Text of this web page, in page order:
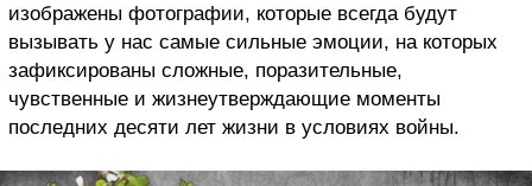
изображены фотографии, которые всегда будут
вызывать у нас самые сильные эмоции, на которых
зафиксированы сложные, поразительные,
чувственные и жизнеутверждающие моменты
последних десяти лет жизни в условиях войны.